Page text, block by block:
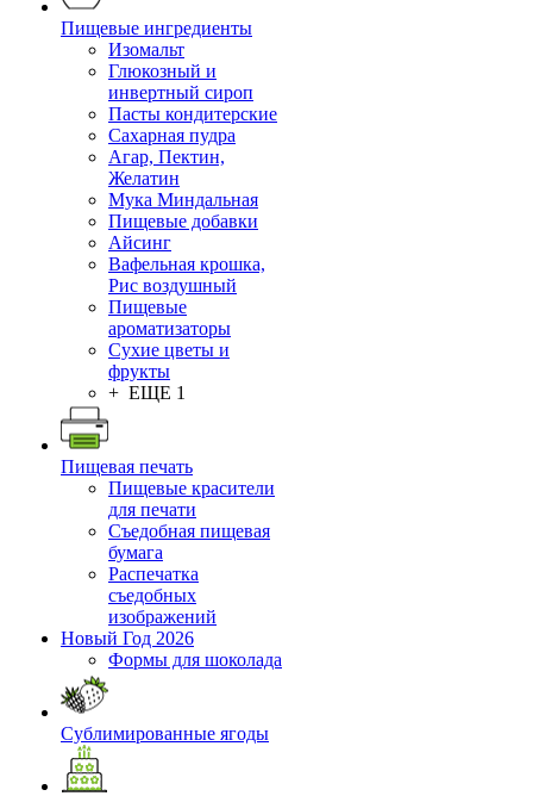
Пищевые ингредиенты
Изомальт
Глюкозный и
инвертный сироп
Пасты кондитерские
Сахарная пудра
Агар, Пектин,
Желатин
Мука Миндальная
Пищевые добавки
Айсинг
Вафельная крошка,
Рис воздушный
Пищевые
ароматизаторы
Сухие цветы и
фрукты
+ ЕЩЕ 1
Пищевая печать
Пищевые красители
для печати
Съедобная пищевая
бумага
Распечатка
съедобных
изображений
Новый Год 2026
Формы для шоколада
Сублимированные ягоды